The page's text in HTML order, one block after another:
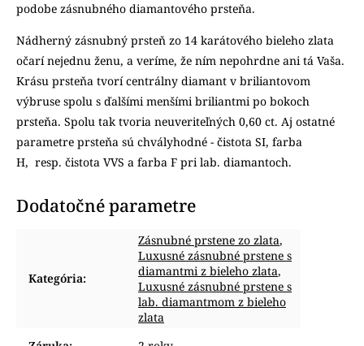
podobe zásnubného diamantového prsteňa.
Nádherný zásnubný prsteň zo 14 karátového bieleho zlata
očarí nejednu ženu, a veríme, že ním nepohrdne ani tá Vaša.
Krásu prsteňa tvorí centrálny diamant v briliantovom
výbruse spolu s ďalšími menšími briliantmi po bokoch
prsteňa. Spolu tak tvoria neuveriteľných 0,60 ct. Aj ostatné
parametre prsteňa sú chvályhodné - čistota SI, farba
H, resp. čistota VVS a farba F pri lab. diamantoch.
Dodatočné parametre
Kategória:
Zásnubné prstene zo zlata,
Luxusné zásnubné prstene s
diamantmi z bieleho zlata,
Luxusné zásnubné prstene s
lab. diamantmom z bieleho
zlata